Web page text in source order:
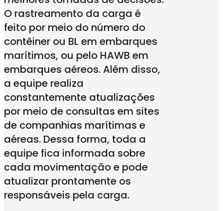
O rastreamento da carga é
feito por meio do número do
contêiner ou BL em embarques
marítimos, ou pelo HAWB em
embarques aéreos. Além disso,
a equipe realiza
constantemente atualizações
por meio de consultas em sites
de companhias marítimas e
aéreas. Dessa forma, toda a
equipe fica informada sobre
cada movimentação e pode
atualizar prontamente os
responsáveis pela carga.